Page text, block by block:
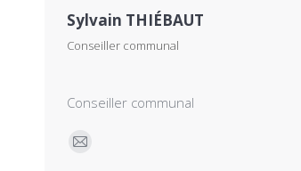
Sylvain THIÉBAUT
Conseiller communal
Conseiller communal
E-